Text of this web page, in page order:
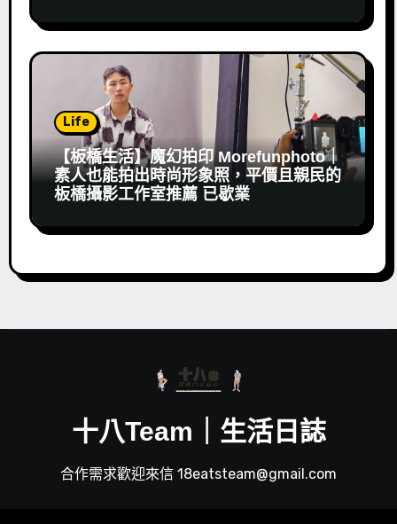
Life
【板橋生活】魔幻拍印 Morefunphoto｜
素人也能拍出時尚形象照，平價且親民的
板橋攝影工作室推薦 已歇業
十八Team｜生活日誌
合作需求歡迎來信 18eatsteam@gmail.com